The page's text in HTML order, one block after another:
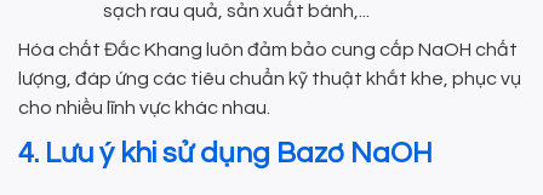
sạch rau quả, sản xuất bánh,...
Hóa chất Đắc Khang luôn đảm bảo cung cấp NaOH chất
lượng, đáp ứng các tiêu chuẩn kỹ thuật khắt khe, phục vụ
cho nhiều lĩnh vực khác nhau.
4. Lưu ý khi sử dụng Bazơ NaOH